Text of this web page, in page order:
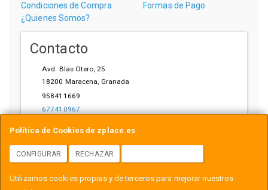
Política de Cookies de zplace.es
CONFIGURAR RECHAZAR
Utilizamos cookies propias y de terceros para mejorar nuestros
Condiciones de Compra
Formas de Pago
¿Quienes Somos?
Contacto
Avd. Blas Otero, 25
18200 Maracena, Granada
958411669
677410967
Horario
L-V: 10:00-14:00, 17:00-21:00